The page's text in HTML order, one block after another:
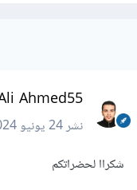
Ali Ahmed55
نشر24 يونيو 2024
شكراا لحضراتكم